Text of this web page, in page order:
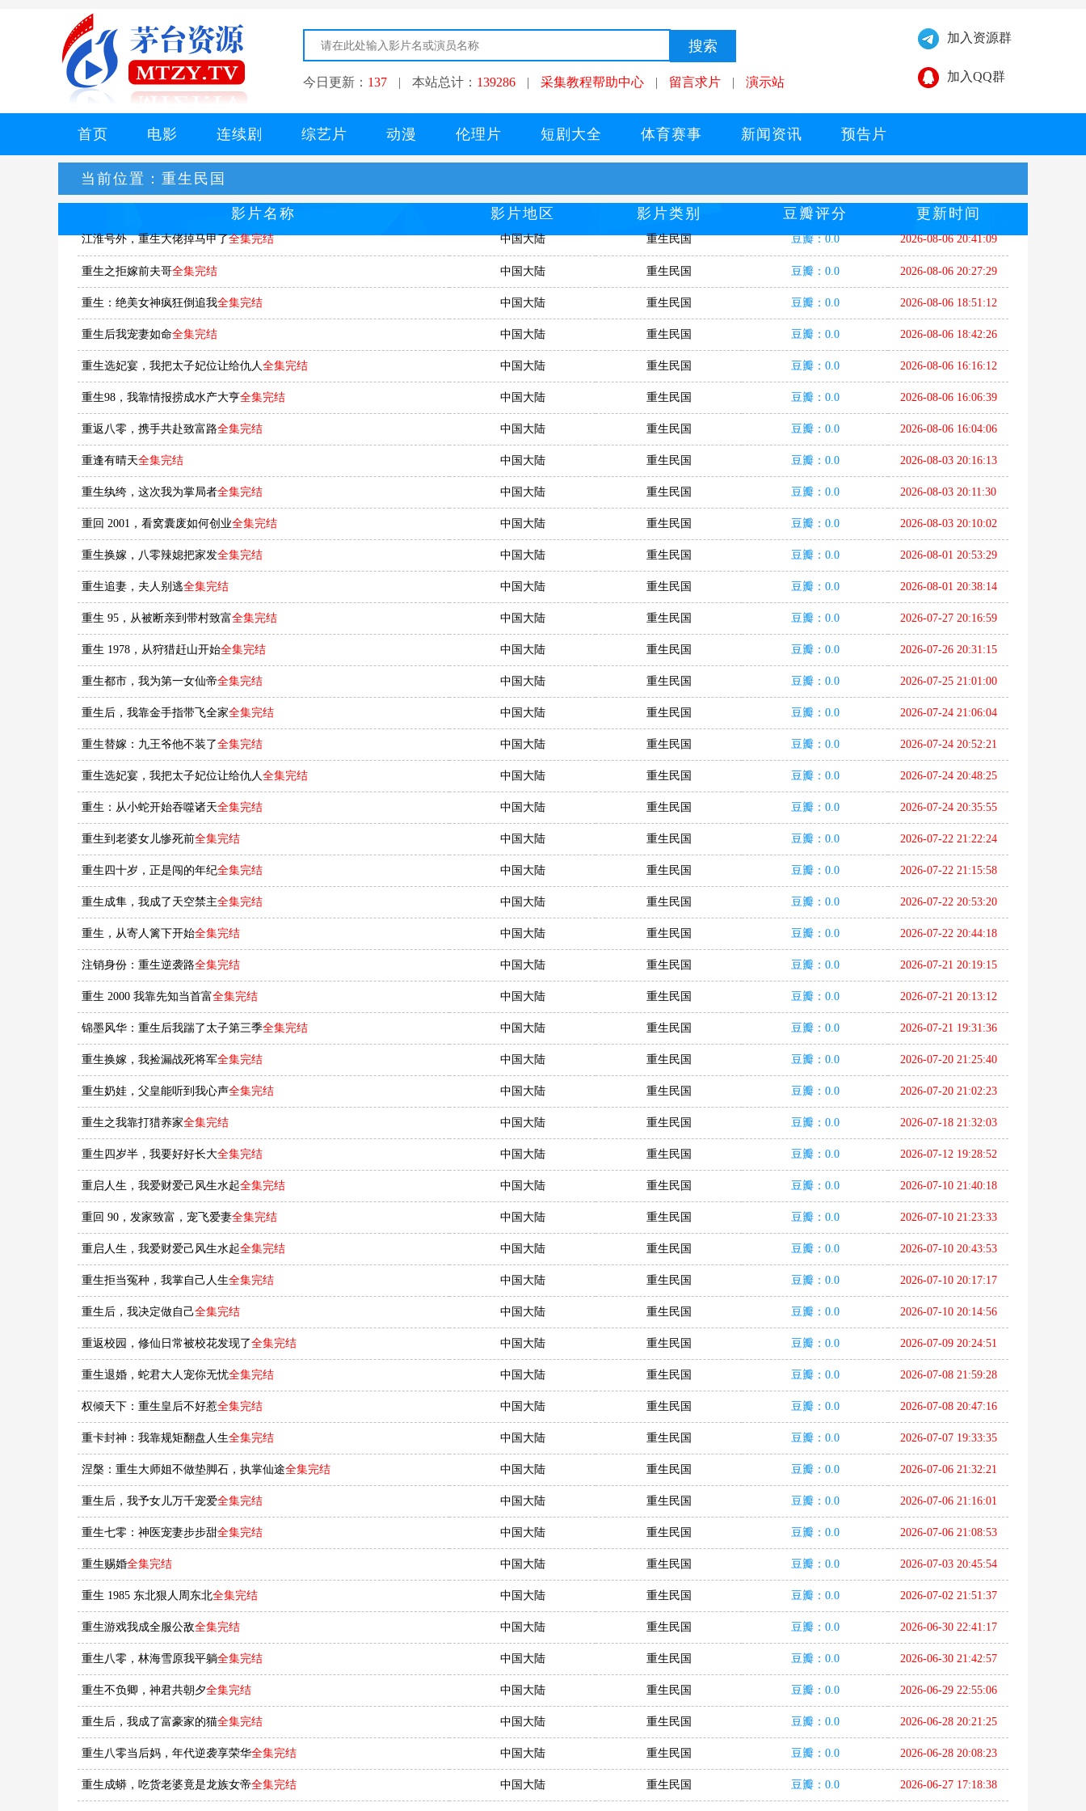
今日更新： 137 | 本站总计： 139286 | 采集教程帮助中心 | 留言求片 | 演示站
加入资源群
加入QQ群
首页 电影 连续剧 综艺片 动漫 伦理片 短剧大全 体育赛事 新闻资讯 预告片
当前位置： 重生民国
影片名称 影片地区 影片类别 豆瓣评分 更新时间
江淮号外，重生大佬掉马甲了全集完结 中国大陆 重生民国 豆瓣：0.0 2026-08-06 20:41:09
重生之拒嫁前夫哥全集完结 中国大陆 重生民国 豆瓣：0.0 2026-08-06 20:27:29
重生：绝美女神疯狂倒追我全集完结 中国大陆 重生民国 豆瓣：0.0 2026-08-06 18:51:12
重生后我宠妻如命全集完结 中国大陆 重生民国 豆瓣：0.0 2026-08-06 18:42:26
重生选妃宴，我把太子妃位让给仇人全集完结 中国大陆 重生民国 豆瓣：0.0 2026-08-06 16:16:12
重生98，我靠情报捞成水产大亨全集完结 中国大陆 重生民国 豆瓣：0.0 2026-08-06 16:06:39
重返八零，携手共赴致富路全集完结 中国大陆 重生民国 豆瓣：0.0 2026-08-06 16:04:06
重逢有晴天全集完结 中国大陆 重生民国 豆瓣：0.0 2026-08-03 20:16:13
重生纨绔，这次我为掌局者全集完结 中国大陆 重生民国 豆瓣：0.0 2026-08-03 20:11:30
重回 2001，看窝囊废如何创业全集完结 中国大陆 重生民国 豆瓣：0.0 2026-08-03 20:10:02
重生换嫁，八零辣媳把家发全集完结 中国大陆 重生民国 豆瓣：0.0 2026-08-01 20:53:29
重生追妻，夫人别逃全集完结 中国大陆 重生民国 豆瓣：0.0 2026-08-01 20:38:14
重生 95，从被断亲到带村致富全集完结 中国大陆 重生民国 豆瓣：0.0 2026-07-27 20:16:59
重生 1978，从狩猎赶山开始全集完结 中国大陆 重生民国 豆瓣：0.0 2026-07-26 20:31:15
重生都市，我为第一女仙帝全集完结 中国大陆 重生民国 豆瓣：0.0 2026-07-25 21:01:00
重生后，我靠金手指带飞全家全集完结 中国大陆 重生民国 豆瓣：0.0 2026-07-24 21:06:04
重生替嫁：九王爷他不装了全集完结 中国大陆 重生民国 豆瓣：0.0 2026-07-24 20:52:21
重生选妃宴，我把太子妃位让给仇人全集完结 中国大陆 重生民国 豆瓣：0.0 2026-07-24 20:48:25
重生：从小蛇开始吞噬诸天全集完结 中国大陆 重生民国 豆瓣：0.0 2026-07-24 20:35:55
重生到老婆女儿惨死前全集完结 中国大陆 重生民国 豆瓣：0.0 2026-07-22 21:22:24
重生四十岁，正是闯的年纪全集完结 中国大陆 重生民国 豆瓣：0.0 2026-07-22 21:15:58
重生成隼，我成了天空禁主全集完结 中国大陆 重生民国 豆瓣：0.0 2026-07-22 20:53:20
重生，从寄人篱下开始全集完结 中国大陆 重生民国 豆瓣：0.0 2026-07-22 20:44:18
注销身份：重生逆袭路全集完结 中国大陆 重生民国 豆瓣：0.0 2026-07-21 20:19:15
重生 2000 我靠先知当首富全集完结 中国大陆 重生民国 豆瓣：0.0 2026-07-21 20:13:12
锦墨风华：重生后我踹了太子第三季全集完结 中国大陆 重生民国 豆瓣：0.0 2026-07-21 19:31:36
重生换嫁，我捡漏战死将军全集完结 中国大陆 重生民国 豆瓣：0.0 2026-07-20 21:25:40
重生奶娃，父皇能听到我心声全集完结 中国大陆 重生民国 豆瓣：0.0 2026-07-20 21:02:23
重生之我靠打猎养家全集完结 中国大陆 重生民国 豆瓣：0.0 2026-07-18 21:32:03
重生四岁半，我要好好长大全集完结 中国大陆 重生民国 豆瓣：0.0 2026-07-12 19:28:52
重启人生，我爱财爱己风生水起全集完结 中国大陆 重生民国 豆瓣：0.0 2026-07-10 21:40:18
重回 90，发家致富，宠飞爱妻全集完结 中国大陆 重生民国 豆瓣：0.0 2026-07-10 21:23:33
重启人生，我爱财爱己风生水起全集完结 中国大陆 重生民国 豆瓣：0.0 2026-07-10 20:43:53
重生拒当冤种，我掌自己人生全集完结 中国大陆 重生民国 豆瓣：0.0 2026-07-10 20:17:17
重生后，我决定做自己全集完结 中国大陆 重生民国 豆瓣：0.0 2026-07-10 20:14:56
重返校园，修仙日常被校花发现了全集完结 中国大陆 重生民国 豆瓣：0.0 2026-07-09 20:24:51
重生退婚，蛇君大人宠你无忧全集完结 中国大陆 重生民国 豆瓣：0.0 2026-07-08 21:59:28
权倾天下：重生皇后不好惹全集完结 中国大陆 重生民国 豆瓣：0.0 2026-07-08 20:47:16
重卡封神：我靠规矩翻盘人生全集完结 中国大陆 重生民国 豆瓣：0.0 2026-07-07 19:33:35
涅槃：重生大师姐不做垫脚石，执掌仙途全集完结 中国大陆 重生民国 豆瓣：0.0 2026-07-06 21:32:21
重生后，我予女儿万千宠爱全集完结 中国大陆 重生民国 豆瓣：0.0 2026-07-06 21:16:01
重生七零：神医宠妻步步甜全集完结 中国大陆 重生民国 豆瓣：0.0 2026-07-06 21:08:53
重生赐婚全集完结 中国大陆 重生民国 豆瓣：0.0 2026-07-03 20:45:54
重生 1985 东北狠人周东北全集完结 中国大陆 重生民国 豆瓣：0.0 2026-07-02 21:51:37
重生游戏我成全服公敌全集完结 中国大陆 重生民国 豆瓣：0.0 2026-06-30 22:41:17
重生八零，林海雪原我平躺全集完结 中国大陆 重生民国 豆瓣：0.0 2026-06-30 21:42:57
重生不负卿，神君共朝夕全集完结 中国大陆 重生民国 豆瓣：0.0 2026-06-29 22:55:06
重生后，我成了富豪家的猫全集完结 中国大陆 重生民国 豆瓣：0.0 2026-06-28 20:21:25
重生八零当后妈，年代逆袭享荣华全集完结 中国大陆 重生民国 豆瓣：0.0 2026-06-28 20:08:23
重生成蟒，吃货老婆竟是龙族女帝全集完结 中国大陆 重生民国 豆瓣：0.0 2026-06-27 17:18:38